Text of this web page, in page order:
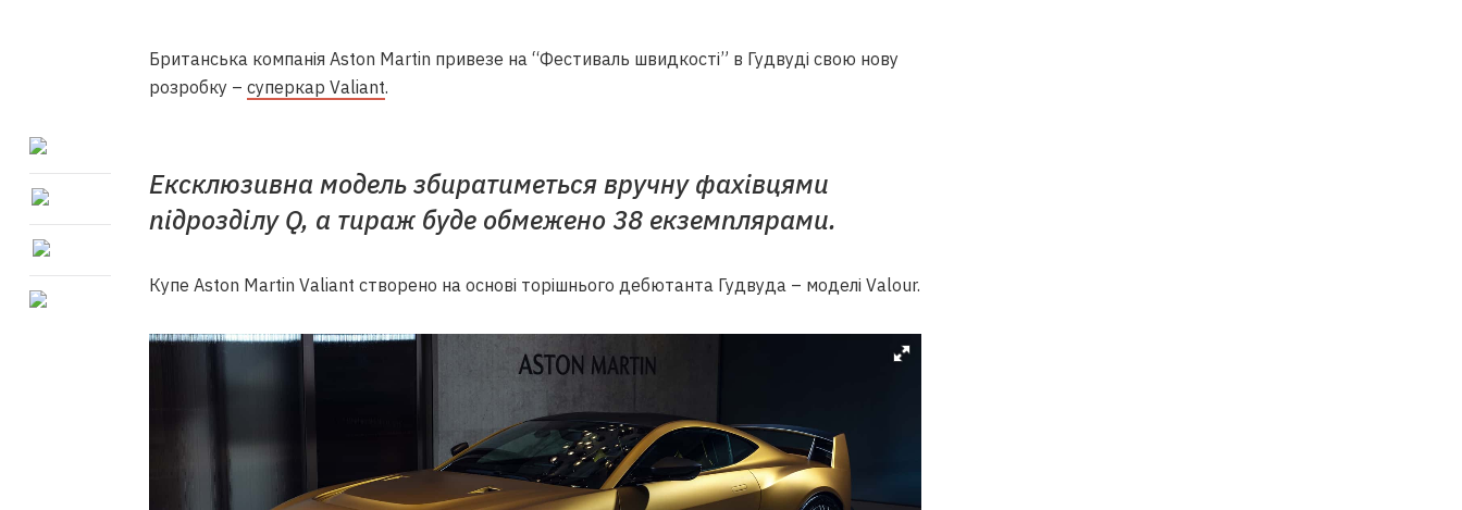
Британська компанія Aston Martin привезе на “Фестиваль швидкості” в Гудвуді свою нову
розробку – суперкар Valiant.
Ексклюзивна модель збиратиметься вручну фахівцями
підрозділу Q, а тираж буде обмежено 38 екземплярами.
Купе Aston Martin Valiant створено на основі торішнього дебютанта Гудвуда – моделі Valour.